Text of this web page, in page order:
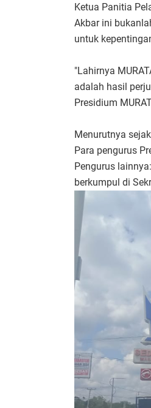
Ketua Panitia
Akbar ini
untuk
"Lahirnya
adalah hasil
Presidium
Menurutnya
Para pengurus
Pengurus
berkumpul di